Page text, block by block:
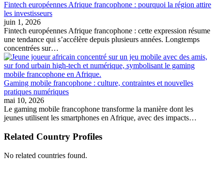
Fintech européennes Afrique francophone : pourquoi la région attire
les investisseurs
juin 1, 2026
Fintech européennes Afrique francophone : cette expression résume
une tendance qui s’accélère depuis plusieurs années. Longtemps
concentrées sur…
Gaming mobile francophone : culture, contraintes et nouvelles
pratiques numériques
mai 10, 2026
Le gaming mobile francophone transforme la manière dont les
jeunes utilisent les smartphones en Afrique, avec des impacts…
Related Country Profiles
No related countries found.